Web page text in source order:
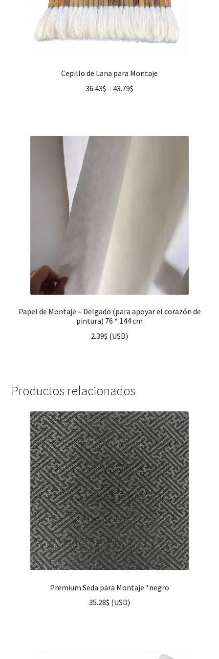
Cepillo de Lana para Montaje
36.43$ – 43.79$
Papel de Montaje – Delgado (para apoyar el corazón de
pintura) 76 * 144 cm
2.39$ (USD)
Productos relacionados
Premium Seda para Montaje *negro
35.28$ (USD)